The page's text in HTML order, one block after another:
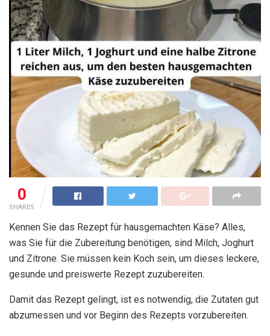
0
SHARES
Kennen Sie das Rezept für hausgemachten Käse? Alles,
was Sie für die Zubereitung benötigen, sind Milch, Joghurt
und Zitrone. Sie müssen kein Koch sein, um dieses leckere,
gesunde und preiswerte Rezept zuzubereiten.
Damit das Rezept gelingt, ist es notwendig, die Zutaten gut
abzumessen und vor Beginn des Rezepts vorzubereiten.